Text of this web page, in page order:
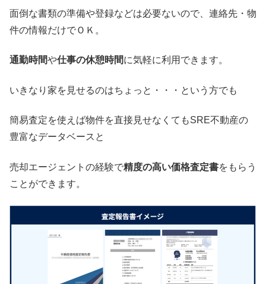
面倒な書類の準備や登録などは必要ないので、連絡先・物
件の情報だけでＯＫ。
通勤時間や仕事の休憩時間に気軽に利用できます。
いきなり家を見せるのはちょっと・・・という方でも
簡易査定を使えば物件を直接見せなくてもSRE不動産の
豊富なデータベースと
売却エージェントの経験で精度の高い価格査定書をもらう
ことができます。